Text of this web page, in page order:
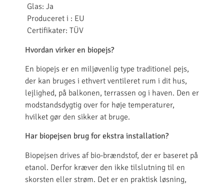
Glas: Ja
Produceret i : EU
Certifikater: TÜV
Hvordan virker en biopejs?
En biopejs er en miljøvenlig type traditionel pejs,
der kan bruges i ethvert ventileret rum i dit hus,
lejlighed, på balkonen, terrassen og i haven. Den er
modstandsdygtig over for høje temperaturer,
hvilket gør den sikker at bruge.
Har biopejsen brug for ekstra installation?
Biopejsen drives af bio-brændstof, der er baseret på
etanol. Derfor kræver den ikke tilslutning til en
skorsten eller strøm. Det er en praktisk løsning,